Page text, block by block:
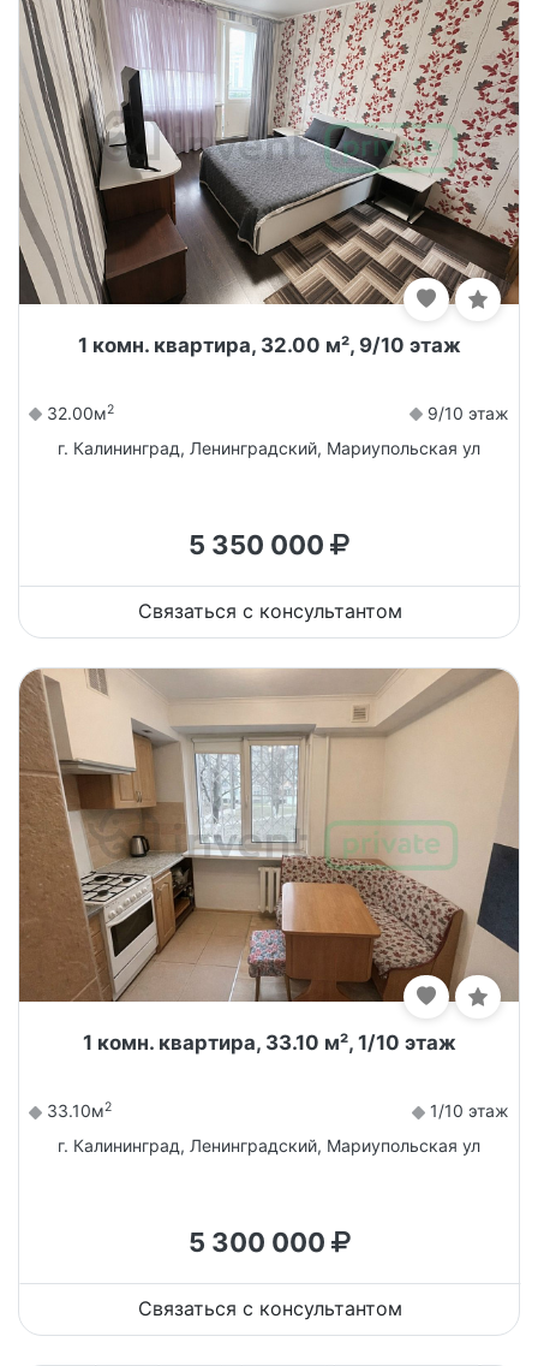
1 комн. квартира, 32.00 м², 9/10 этаж
32.00м2
9/10 этаж
г. Калининград, Ленинградский, Мариупольская ул
5 350 000
Связаться с консультантом
1 комн. квартира, 33.10 м², 1/10 этаж
33.10м2
1/10 этаж
г. Калининград, Ленинградский, Мариупольская ул
5 300 000
Связаться с консультантом